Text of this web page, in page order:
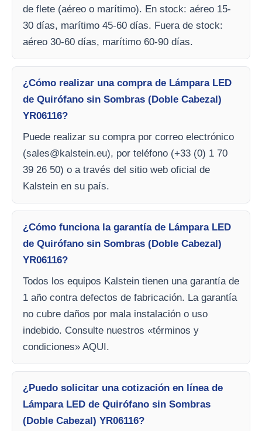
de flete (aéreo o marítimo). En stock: aéreo 15-
30 días, marítimo 45-60 días. Fuera de stock:
aéreo 30-60 días, marítimo 60-90 días.
¿Cómo realizar una compra de Lámpara LED
de Quirófano sin Sombras (Doble Cabezal)
YR06116?
Puede realizar su compra por correo electrónico
(sales@kalstein.eu), por teléfono (+33 (0) 1 70
39 26 50) o a través del sitio web oficial de
Kalstein en su país.
¿Cómo funciona la garantía de Lámpara LED
de Quirófano sin Sombras (Doble Cabezal)
YR06116?
Todos los equipos Kalstein tienen una garantía de
1 año contra defectos de fabricación. La garantía
no cubre daños por mala instalación o uso
indebido. Consulte nuestros «términos y
condiciones» AQUI.
¿Puedo solicitar una cotización en línea de
Lámpara LED de Quirófano sin Sombras
(Doble Cabezal) YR06116?